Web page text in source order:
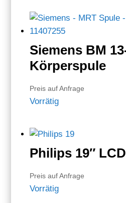
Siemens BM
Körperspule
Preis auf Anfrage
Vorrätig
Philips 19″
Preis auf Anfrage
Vorrätig